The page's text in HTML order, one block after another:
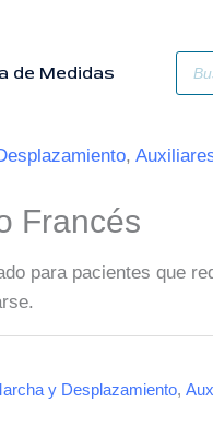
de Medidas
Búsqueda
,
Francés
para pacientes que
y Desplazamiento,